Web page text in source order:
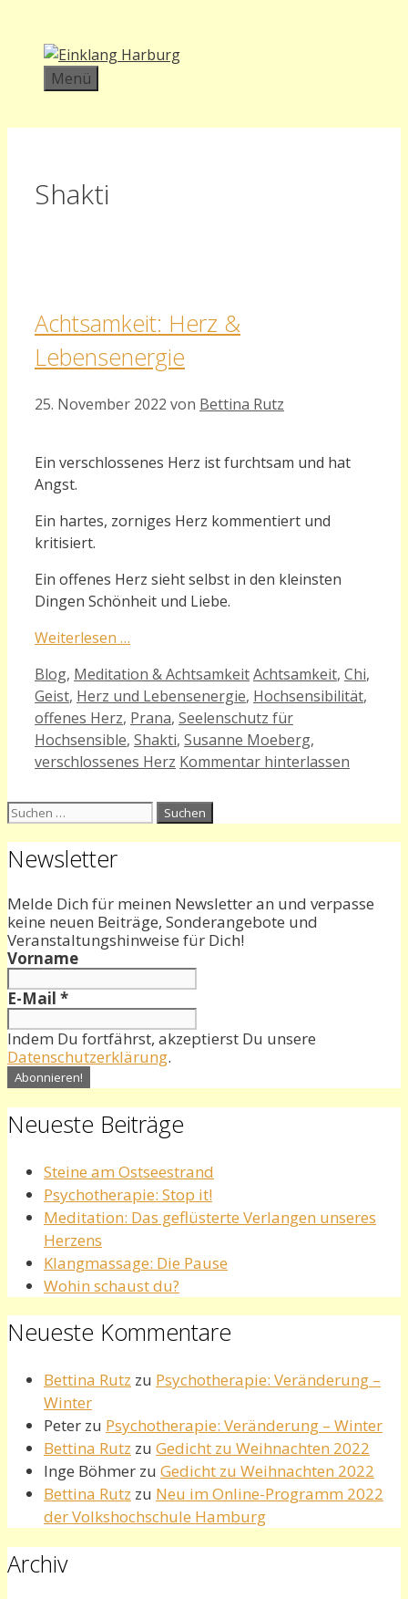
Inhalt
springen
Menü
Shakti
Achtsamkeit: Herz &
Lebensenergie
25. November 2022 von Bettina Rutz
Ein verschlossenes Herz ist furchtsam und hat
Angst.
Ein hartes, zorniges Herz kommentiert und
kritisiert.
Ein offenes Herz sieht selbst in den kleinsten
Dingen Schönheit und Liebe.
Weiterlesen …
Kategorien
Blog, Meditation & AchtsamkeitSchlagwörter
Achtsamkeit, Chi,
Geist, Herz und Lebensenergie, Hochsensibilität,
offenes Herz, Prana, Seelenschutz für
Hochsensible, Shakti, Susanne Moeberg,
verschlossenes Herz Kommentar hinterlassen
Suchen
Newsletter
Melde Dich für meinen Newsletter an und verpasse
keine neuen Beiträge, Sonderangebote und
Veranstaltungshinweise für Dich!
Vorname
E-Mail *
Indem Du fortfährst, akzeptierst Du unsere
Datenschutzerklärung.
Neueste Beiträge
Steine am Ostseestrand
Psychotherapie: Stop it!
Meditation: Das geflüsterte Verlangen unseres
Herzens
Klangmassage: Die Pause
Wohin schaust du?
Neueste Kommentare
Bettina Rutz zu Psychotherapie: Veränderung –
Winter
Peter zu Psychotherapie: Veränderung – Winter
Bettina Rutz zu Gedicht zu Weihnachten 2022
Inge Böhmer zu Gedicht zu Weihnachten 2022
Bettina Rutz zu Neu im Online-Programm 2022
der Volkshochschule Hamburg
Archiv